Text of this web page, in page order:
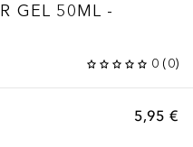
GEL 50ML -
0 (0)
5,95 €